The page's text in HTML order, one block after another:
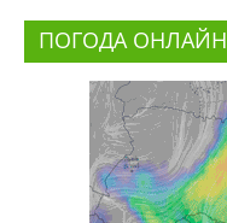
ПОГОДА ОНЛАЙН